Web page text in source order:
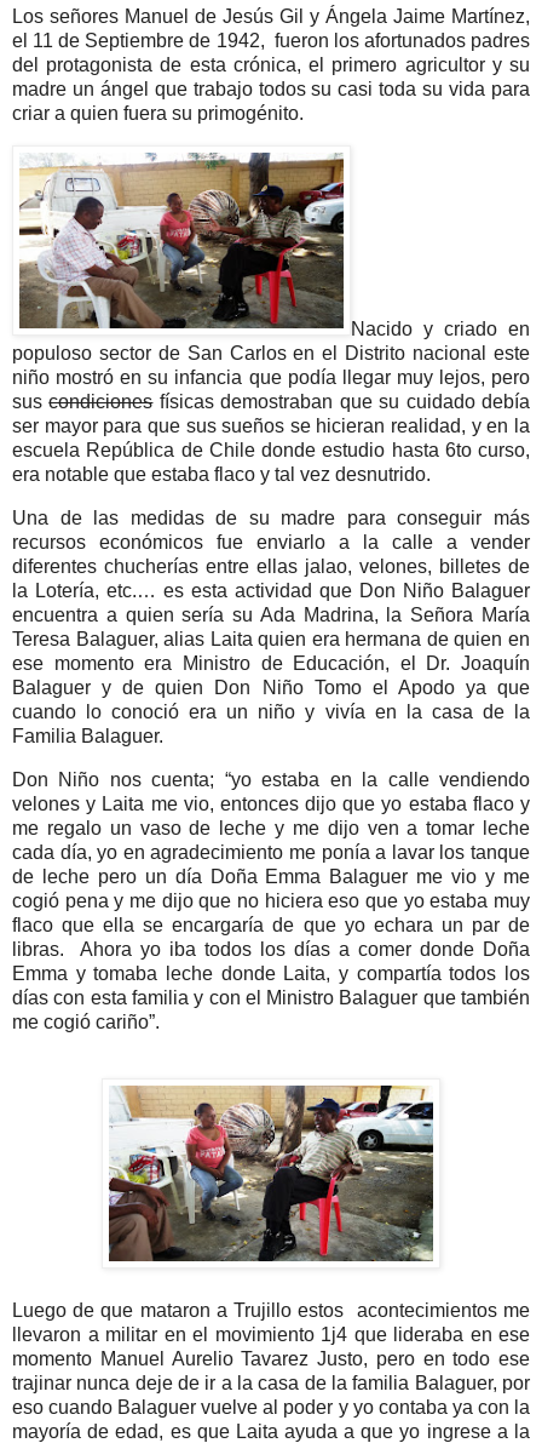
Los señores Manuel de Jesús Gil y Ángela Jaime Martínez,
el 11 de Septiembre de 1942, fueron los afortunados padres
del protagonista de esta crónica, el primero agricultor y su
madre un ángel que trabajo todos su casi toda su vida para
criar a quien fuera su primogénito.
Nacido y criado en
populoso sector de San Carlos en el Distrito nacional este
niño mostró en su infancia que podía llegar muy lejos, pero
suscondicionesfísicas demostraban que su cuidado debía
ser mayor para que sus sueños se hicieran realidad, y en la
escuela República de Chile donde estudio hasta 6to curso,
era notable que estaba flaco y tal vez desnutrido.
Una de las medidas de su madre para conseguir más
recursos económicos fue enviarlo a la calle a vender
diferentes chucherías entre ellas jalao, velones, billetes de
la Lotería, etc.… es esta actividad que Don Niño Balaguer
encuentra a quien sería su Ada Madrina, la Señora María
Teresa Balaguer, alias Laita quien era hermana de quien en
ese momento era Ministro de Educación, el Dr. Joaquín
Balaguer y de quien Don Niño Tomo el Apodo ya que
cuando lo conoció era un niño y vivía en la casa de la
Familia Balaguer.
Don Niño nos cuenta; “yo estaba en la calle vendiendo
velones y Laita me vio, entonces dijo que yo estaba flaco y
me regalo un vaso de leche y me dijo ven a tomar leche
cada día, yo en agradecimiento me ponía a lavar los tanque
de leche pero un día Doña Emma Balaguer me vio y me
cogió pena y me dijo que no hiciera eso que yo estaba muy
flaco que ella se encargaría de que yo echara un par de
libras. Ahora yo iba todos los días a comer donde Doña
Emma y tomaba leche donde Laita, y compartía todos los
días con esta familia y con el Ministro Balaguer que también
me cogió cariño”.
Luego de que mataron a Trujillo estos acontecimientos me
llevaron a militar en el movimiento 1j4 que lideraba en ese
momento Manuel Aurelio Tavarez Justo, pero en todo ese
trajinar nunca deje de ir a la casa de la familia Balaguer, por
eso cuando Balaguer vuelve al poder y yo contaba ya con la
mayoría de edad, es que Laita ayuda a que yo ingrese a la